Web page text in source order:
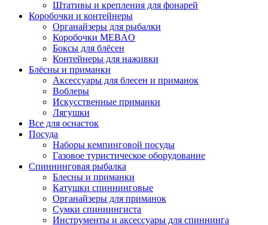
Штативы и крепления для фонарей
Коробочки и контейнеры
Органайзеры для рыбалки
Коробочки MEBAO
Боксы для блёсен
Контейнеры для наживки
Блёсны и приманки
Аксессуары для блесен и приманок
Воблеры
Искусственные приманки
Лягушки
Все для оснасток
Посуда
Наборы кемпинговой посуды
Газовое туристическое оборудование
Спиннинговая рыбалка
Блесны и приманки
Катушки спиннинговые
Органайзеры для приманок
Сумки спиннингиста
Инструменты и аксессуары для спиннинга